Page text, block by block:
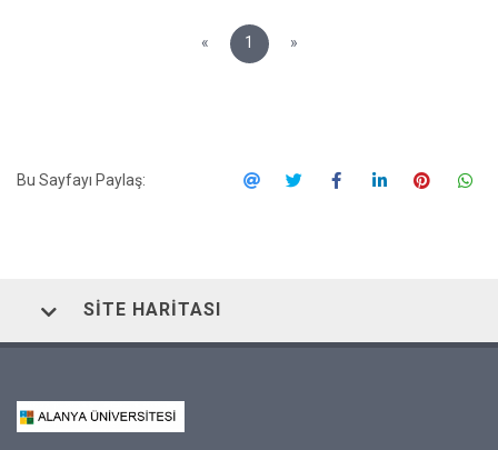
« 1 »
Bu Sayfayı Paylaş:
SITE HARITASI